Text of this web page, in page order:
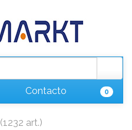
Contacto 0
(1232 art.)